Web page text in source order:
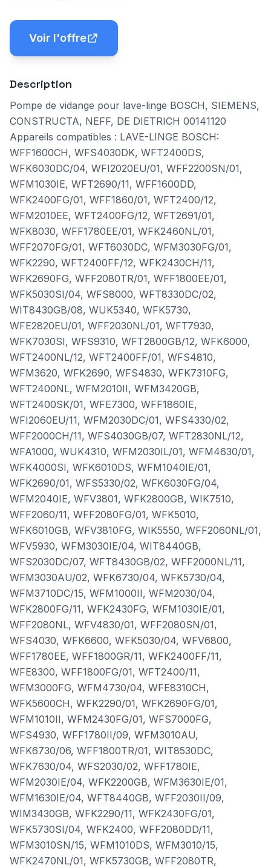
Voir l'offre
Description
Pompe de vidange pour lave-linge BOSCH, SIEMENS,
CONSTRUCTA, NEFF, DE DIETRICH 00141120
Appareils compatibles : LAVE-LINGE BOSCH:
WFF1600CH, WFS4030DK, WFT2400DS,
WFK6030DC/04, WFI2020EU/01, WFF2200SN/01,
WFM1030IE, WFT2690/11, WFF1600DD,
WFK2400FG/01, WFF1860/01, WFT2400/12,
WFM2010EE, WFT2400FG/12, WFT2691/01,
WFK8030, WFF1780EE/01, WFK2460NL/01,
WFF2070FG/01, WFT6030DC, WFM3030FG/01,
WFK2290, WFT2400FF/12, WFK2430CH/11,
WFK2690FG, WFF2080TR/01, WFF1800EE/01,
WFK5030SI/04, WFS8000, WFT8330DC/02,
WIT8430GB/08, WUK5340, WFK5730,
WFE2820EU/01, WFF2030NL/01, WFT7930,
WFK7030SI, WFS9310, WFT2800GB/12, WFK6000,
WFT2400NL/12, WFT2400FF/01, WFS4810,
WFM3620, WFK2690, WFS4830, WFK7310FG,
WFT2400NL, WFM2010II, WFM3420GB,
WFT2400SK/01, WFE7300, WFF1860IE,
WFI2060EU/11, WFM2030DC/01, WFS4330/02,
WFF2000CH/11, WFS4030GB/07, WFT2830NL/12,
WFA1000, WUK4310, WFM2030IL/01, WFM4630/01,
WFK4000SI, WFK6010DS, WFM1040IE/01,
WFK2690/01, WFS5330/02, WFK6030FG/04,
WFM2040IE, WFV3801, WFK2800GB, WIK7510,
WFF2060/11, WFF2080FG/01, WFK5010,
WFK6010GB, WFV3810FG, WIK5550, WFF2060NL/01,
WFV5930, WFM3030IE/04, WIT8440GB,
WFS2030DC/07, WFT8430GB/02, WFF2000NL/11,
WFM3030AU/02, WFK6730/04, WFK5730/04,
WFM3710DC/15, WFM1000II, WFM2030/04,
WFK2800FG/11, WFK2430FG, WFM1030IE/01,
WFF2080NL, WFV4830/01, WFF2080SN/01,
WFS4030, WFK6600, WFK5030/04, WFV6800,
WFF1780EE, WFF1800GR/11, WFK2400FF/11,
WFE8300, WFF1800FG/01, WFT2400/11,
WFM3000FG, WFM4730/04, WFE8310CH,
WFK5600CH, WFK2290/01, WFK2690FG/01,
WFM1010II, WFM2430FG/01, WFS7000FG,
WFS4930, WFF1780II/09, WFM3010AU,
WFK6730/06, WFF1800TR/01, WIT8530DC,
WFK7630/04, WFS2030/02, WFF1780IE,
WFM2030IE/04, WFK2200GB, WFM3630IE/01,
WFM1630IE/04, WFT8440GB, WFF2030II/09,
WIM3430GB, WFK2290/11, WFK2430FG/01,
WFK5730SI/04, WFK2400, WFF2080DD/11,
WFM3010SN/15, WFM1010DS, WFM3010/15,
WFK2470NL/01, WFK5730GB, WFF2080TR,